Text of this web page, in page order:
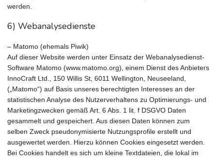
werden.
6) Webanalysedienste
– Matomo (ehemals Piwik)
Auf dieser Website werden unter Einsatz der Webanalysedienst-
Software Matomo (www.matomo.org), einem Dienst des Anbieters
InnoCraft Ltd., 150 Willis St, 6011 Wellington, Neuseeland,
(„Matomo“) auf Basis unseres berechtigten Interesses an der
statistischen Analyse des Nutzerverhaltens zu Optimierungs- und
Marketingzwecken gemäß Art. 6 Abs. 1 lit. f DSGVO Daten
gesammelt und gespeichert. Aus diesen Daten können zum
selben Zweck pseudonymisierte Nutzungsprofile erstellt und
ausgewertet werden. Hierzu können Cookies eingesetzt werden.
Bei Cookies handelt es sich um kleine Textdateien, die lokal im